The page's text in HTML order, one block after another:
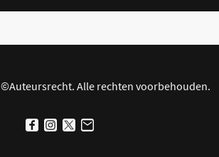
©Auteursrecht. Alle rechten voorbehouden.